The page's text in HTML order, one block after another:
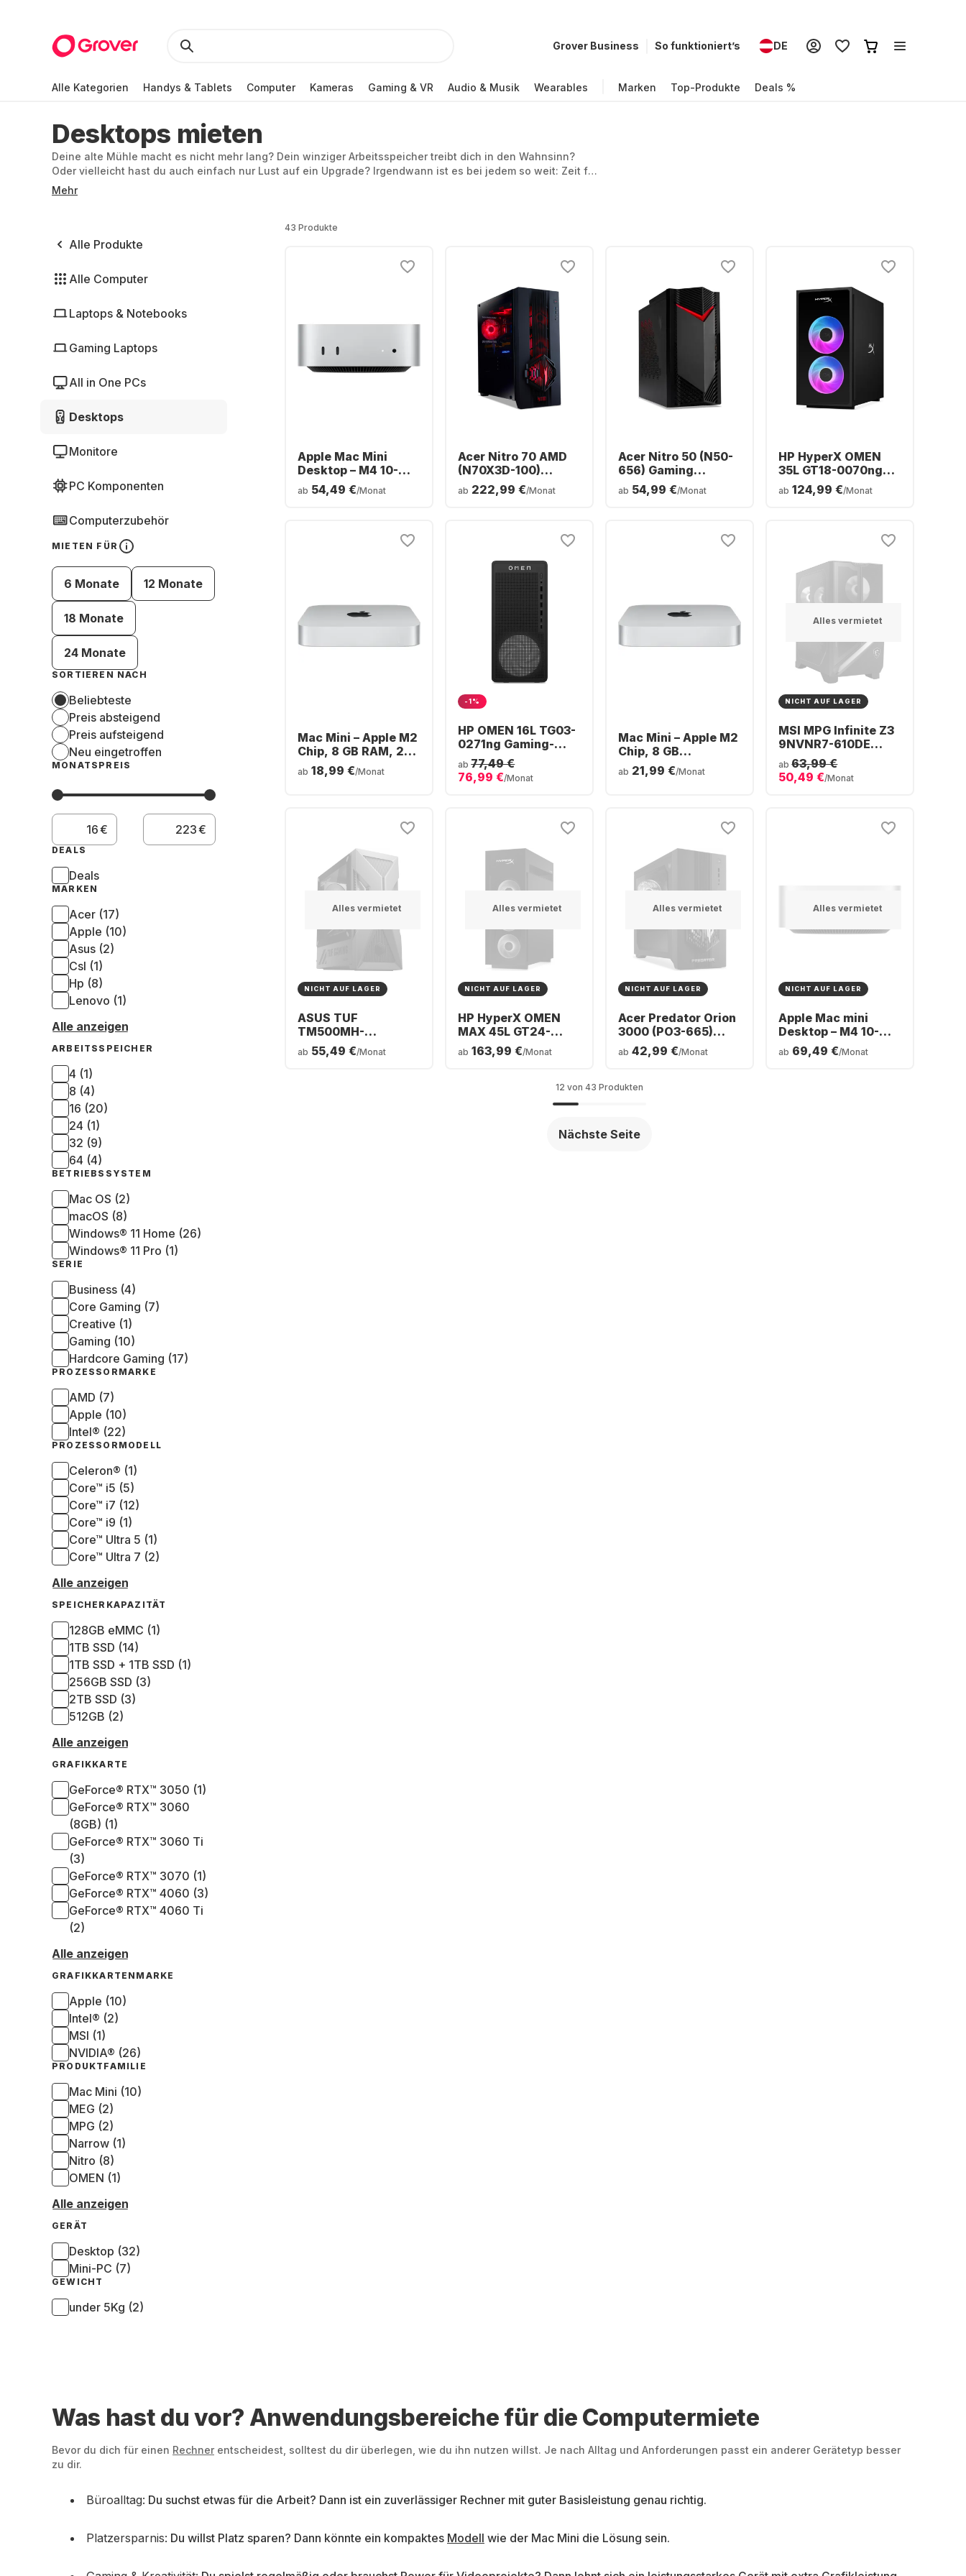
Grover Business So funktioniert’s DE
Alle Kategorien Handys & Tablets Computer Kameras Gaming & VR Audio & Musik Wearables Marken Top-Produkte Deals %
Desktops mieten
Deine alte Mühle macht es nicht mehr lang? Dein winziger Arbeitsspeicher treibt dich in den Wahnsinn?
Oder vielleicht hast du auch einfach nur Lust auf ein Upgrade? Irgendwann ist es bei jedem so weit: Zeit für
einen neuen Desktop. Das bedeutet allerdings nicht, dass du direkt einen kaufen musst – du kannst auch
einen PC mieten, zum Beispiel bei uns.
Mehr
Alle Produkte
Alle Computer
Laptops & Notebooks
Gaming Laptops
All in One PCs
Desktops
Monitore
PC Komponenten
Computerzubehör
MIETEN FÜR
6 Monate 12 Monate
18 Monate
24 Monate
SORTIEREN NACH
Beliebteste
Preis absteigend
Preis aufsteigend
Neu eingetroffen
MONATSPREIS
€ €
DEALS
Deals
MARKEN
Acer (17)
Apple (10)
Asus (2)
Csl (1)
Hp (8)
Lenovo (1)
Alle anzeigen
ARBEITSSPEICHER
4 (1)
8 (4)
16 (20)
24 (1)
32 (9)
64 (4)
BETRIEBSSYSTEM
Mac OS (2)
macOS (8)
Windows® 11 Home (26)
Windows® 11 Pro (1)
SERIE
Business (4)
Core Gaming (7)
Creative (1)
Gaming (10)
Hardcore Gaming (17)
PROZESSORMARKE
AMD (7)
Apple (10)
Intel® (22)
PROZESSORMODELL
Celeron® (1)
Core™ i5 (5)
Core™ i7 (12)
Core™ i9 (1)
Core™ Ultra 5 (1)
Core™ Ultra 7 (2)
Alle anzeigen
SPEICHERKAPAZITÄT
128GB eMMC (1)
1TB SSD (14)
1TB SSD + 1TB SSD (1)
256GB SSD (3)
2TB SSD (3)
512GB (2)
Alle anzeigen
GRAFIKKARTE
GeForce® RTX™ 3050 (1)
GeForce® RTX™ 3060
(8GB) (1)
GeForce® RTX™ 3060 Ti
(3)
GeForce® RTX™ 3070 (1)
GeForce® RTX™ 4060 (3)
GeForce® RTX™ 4060 Ti
(2)
Alle anzeigen
GRAFIKKARTENMARKE
Apple (10)
Intel® (2)
MSI (1)
NVIDIA® (26)
PRODUKTFAMILIE
Mac Mini (10)
MEG (2)
MPG (2)
Narrow (1)
Nitro (8)
OMEN (1)
Alle anzeigen
GERÄT
Desktop (32)
Mini-PC (7)
GEWICHT
under 5Kg (2)
43 Produkte
Apple Mac Mini
Desktop – M4 10-
Core – 16 GB RAM –
512 GB SSD –
ab 54,49 €/Monat
Acer Nitro 70 AMD
(N70X3D-100)
Gaming-Desktop -
AMD Ryzen™ 9
ab 222,99 €/Monat
Acer Nitro 50 (N50-
656) Gaming
Desktop - Intel®
Core™ i5-14400F -
ab 54,99 €/Monat
HP HyperX OMEN
35L GT18-0070ng
Desktop-PC – Intel®
Core™ Ultra 7-270K0
ab 124,99 €/Monat
Mac Mini – Apple M2
Chip, 8 GB RAM, 256
GB SSD, integrierte
10-Kern-GPU
ab 18,99 €/Monat
-1%
HP OMEN 16L TG03-
0271ng Gaming-
Desktop - AMD
Ryzen™ 7 8700F - 16
GB - 512 GB SSD -
ab 77,49 €
76,99 €/Monat
Mac Mini – Apple M2
Chip, 8 GB
Arbeitsspeicher, 512
GB SSD, integrierte
ab 21,99 €/Monat
Alles vermietet
NICHT AUF LAGER
MSI MPG Infinite Z3
9NVNR7-610DE
Gaming Desktop -
AMD Ryzen™ 7
9700X - 16GB - 1TB
ab 63,99 €
50,49 €/Monat
Alles vermietet
NICHT AUF LAGER
ASUS TUF
TM500MH-
0R5220032W
Gaming PC – AMD
ab 55,49 €/Monat
Alles vermietet
NICHT AUF LAGER
HP HyperX OMEN
MAX 45L GT24-
0071ng Desktop-PC
– Intel® Core™ Ultra
RAM – 1 TB SSD –
NVIDIA® GeForce®
ab 163,99 €/Monat
Alles vermietet
NICHT AUF LAGER
Acer Predator Orion
3000 (PO3-665)
Gaming Desktop -
Intel® Core™ Ultra 5-
SSD - NVIDIA®
ab 42,99 €/Monat
Alles vermietet
NICHT AUF LAGER
Apple Mac mini
Desktop – M4 10-
Core – 24 GB RAM –
512 GB SSD –
ab 69,49 €/Monat
12 von 43 Produkten
Nächste Seite
Was hast du vor? Anwendungsbereiche für die Computermiete
Bevor du dich für einen Rechner entscheidest, solltest du dir überlegen, wie du ihn nutzen willst. Je nach Alltag und Anforderungen passt ein anderer Gerätetyp besser
zu dir.
Büroalltag: Du suchst etwas für die Arbeit? Dann ist ein zuverlässiger Rechner mit guter Basisleistung genau richtig.
Platzersparnis: Du willst Platz sparen? Dann könnte ein kompaktes Modell wie der Mac Mini die Lösung sein.